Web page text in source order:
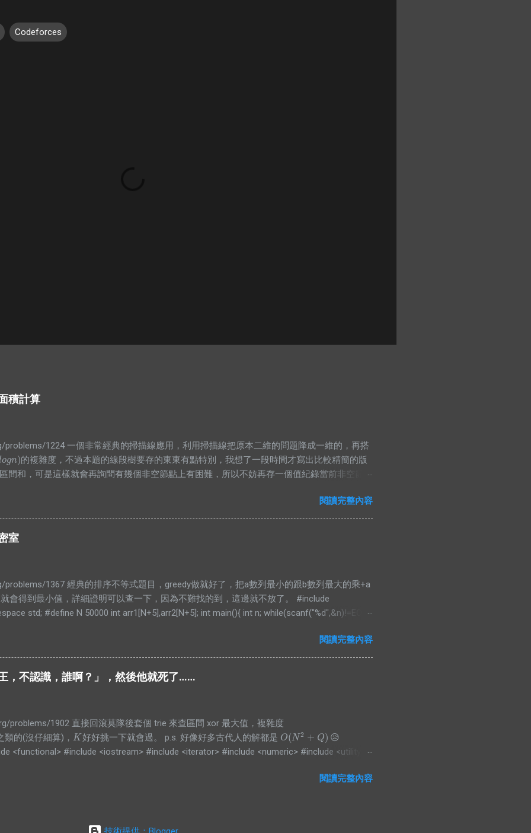
Codeforces
積計算
problems/1224 一個非常經典的掃描線應用，利用掃描線把原本二維的問題降成一維的，再搭
ogn)
gn)
的複雜度，不過本題的線段樹要存的東東有點特別，我想了一段時間才寫出比較精簡的版
間和，可是這樣就會再詢問有幾個非空節點上有困難，所以不妨再存一個值紀錄當前非空節點
發現區間和根本沒用，所以就砍掉他吧XDD #include <bits/stdc++.h> using namespace std;
#define PB push_back typedef long long lld; typedef pair<int, int> PII; #define FF first
= 1000000 + 5; struct bian{ PII pos; int cnt; bool operator<(const bian& a)const{ return
E; class SegTree{ private: struct Node{ int len=0; int cnt=0; } arr[4*N]; void pull(int id, int
閱讀完整內容
室
1367 經典的排序不等式題目，greedy做就好了，把a數列最小的跟b數列最大的乘+a
會得到最小值，詳細證明可以查一下，因為不難找的到，這邊就不放了。 #include
std; #define N 50000 int arr1[N+5],arr2[N+5]; int main(){ int n; while(scanf("%d",&n)!=EOF){
a>b;}); unsigned long long ans=0; for(int i=0;i<n;i++) ans+=(unsigned long long)arr1[i]*
} return 0; }
閱讀完整內容
，不認識，誰啊？」，然後他就死了……
problems/1902 直接回滾莫隊後套個 trie 來查區間 xor 最大值，複雜度
類的(沒仔細算)，K
K 好好挑一下就會過。 p.s. 好像好多古代人的解都是 O(N 2 + Q)
O(N2+ Q)
😥
<functional> #include <iostream> #include <iterator> #include <numeric> #include <utility>
閱讀完整內容